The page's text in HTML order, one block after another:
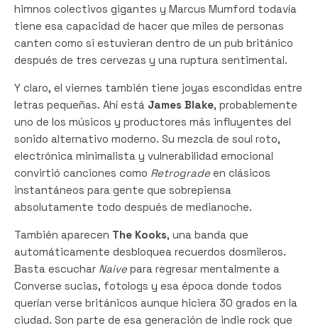
himnos colectivos gigantes y Marcus Mumford todavía
tiene esa capacidad de hacer que miles de personas
canten como si estuvieran dentro de un pub británico
después de tres cervezas y una ruptura sentimental.
Y claro, el viernes también tiene joyas escondidas entre
letras pequeñas. Ahí está James Blake, probablemente
uno de los músicos y productores más influyentes del
sonido alternativo moderno. Su mezcla de soul roto,
electrónica minimalista y vulnerabilidad emocional
convirtió canciones como Retrograde en clásicos
instantáneos para gente que sobrepiensa
absolutamente todo después de medianoche.
También aparecen The Kooks, una banda que
automáticamente desbloquea recuerdos dosmileros.
Basta escuchar Naive para regresar mentalmente a
Converse sucias, fotologs y esa época donde todos
querían verse británicos aunque hiciera 30 grados en la
ciudad. Son parte de esa generación de indie rock que